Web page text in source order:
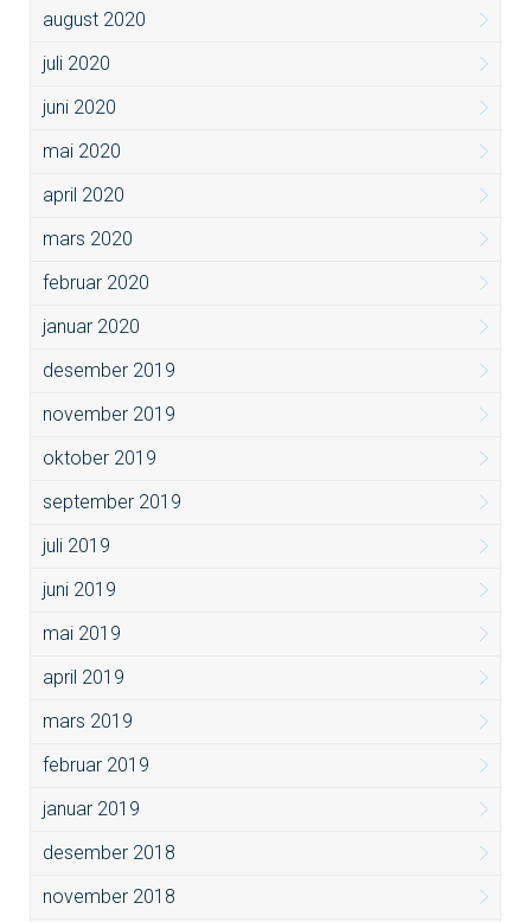
august 2020
juli 2020
juni 2020
mai 2020
april 2020
mars 2020
februar 2020
januar 2020
desember 2019
november 2019
oktober 2019
september 2019
juli 2019
juni 2019
mai 2019
april 2019
mars 2019
februar 2019
januar 2019
desember 2018
november 2018